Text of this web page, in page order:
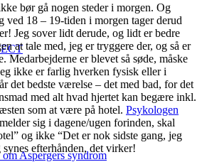
Aspergers syndrom
bør gå nogen steder i morgen. Og
ved 18 – 19-tiden i morgen tager derud
Jeg sover lidt derude, og lidt er bedre
at tale med, jeg er tryggere der, og så er
Medarbejderne er blevet så søde, måske
ikke er farlig hverken fysisk eller i
det bedste værelse – det med bad, for det
med alt hvad hjertet kan begære inkl.
som at være på hotel. Psykologen
sig i dagene/ugen forinden, skal
og ikke “Det er nok sidste gang, jeg
efterhånden, det virker!